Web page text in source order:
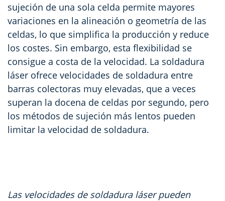
sujeción de una sola celda permite mayores
variaciones en la alineación o geometría de las
celdas, lo que simplifica la producción y reduce
los costes. Sin embargo, esta flexibilidad se
consigue a costa de la velocidad. La soldadura
láser ofrece velocidades de soldadura entre
barras colectoras muy elevadas, que a veces
superan la docena de celdas por segundo, pero
los métodos de sujeción más lentos pueden
limitar la velocidad de soldadura.
Las velocidades de soldadura láser pueden